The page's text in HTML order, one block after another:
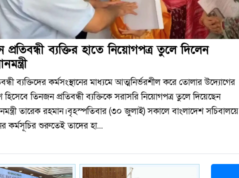
প্রতিবন্ধী ব্যক্তির হাতে নিয়োগপত্র তুলে দিলেন
ব্যক্তিদের কর্মসংস্থানের মাধ্যমে আত্মনির্ভরশীল করে তোলার উদ্যোগের
তিনজন প্রতিবন্ধী ব্যক্তিকে সরাসরি নিয়োগপত্র তুলে দিয়েছেন
তারেক রহমান।বৃহস্পতিবার (৩০ জুলাই) সকালে বাংলাদেশ সচিবালয়ে
কর্মসূচির শুরুতেই তাদের হা...